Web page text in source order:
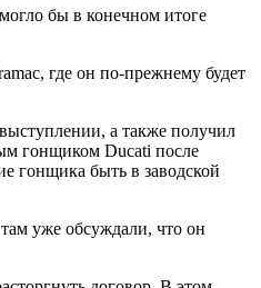
бы в конечном итоге
где он по-прежнему будет
а также получил
гонщиком Ducati после
гонщика быть в заводской
уже обсуждали, что он